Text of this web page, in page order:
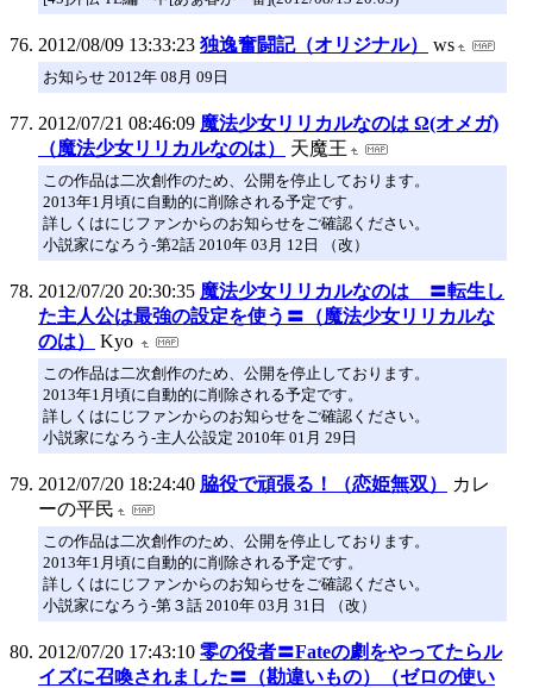
2012/08/09 13:33:23 独逸奮闘記（オリジナル） ws
お知らせ 2012年 08月 09日
2012/07/21 08:46:09 魔法少女リリカルなのは Ω(オメガ)
（魔法少女リリカルなのは）
天魔王
この作品は二次創作のため、公開を停止しております。
2013年1月頃に自動的に削除される予定です。
詳しくはにじファンからのお知らせをご確認ください。
小説家になろう-第2話 2010年 03月 12日 （改）
2012/07/20 20:30:35 魔法少女リリカルなのは 〓転生し
た主人公は最強の設定を使う〓（魔法少女リリカルな
のは）
Kyo
この作品は二次創作のため、公開を停止しております。
2013年1月頃に自動的に削除される予定です。
詳しくはにじファンからのお知らせをご確認ください。
小説家になろう-主人公設定 2010年 01月 29日
2012/07/20 18:24:40 脇役で頑張る！（恋姫無双）
カレ
ーの平民
この作品は二次創作のため、公開を停止しております。
2013年1月頃に自動的に削除される予定です。
詳しくはにじファンからのお知らせをご確認ください。
小説家になろう-第３話 2010年 03月 31日 （改）
2012/07/20 17:43:10 零の役者〓Fateの劇をやってたらル
イズに召喚されました〓（勘違いもの）（ゼロの使い